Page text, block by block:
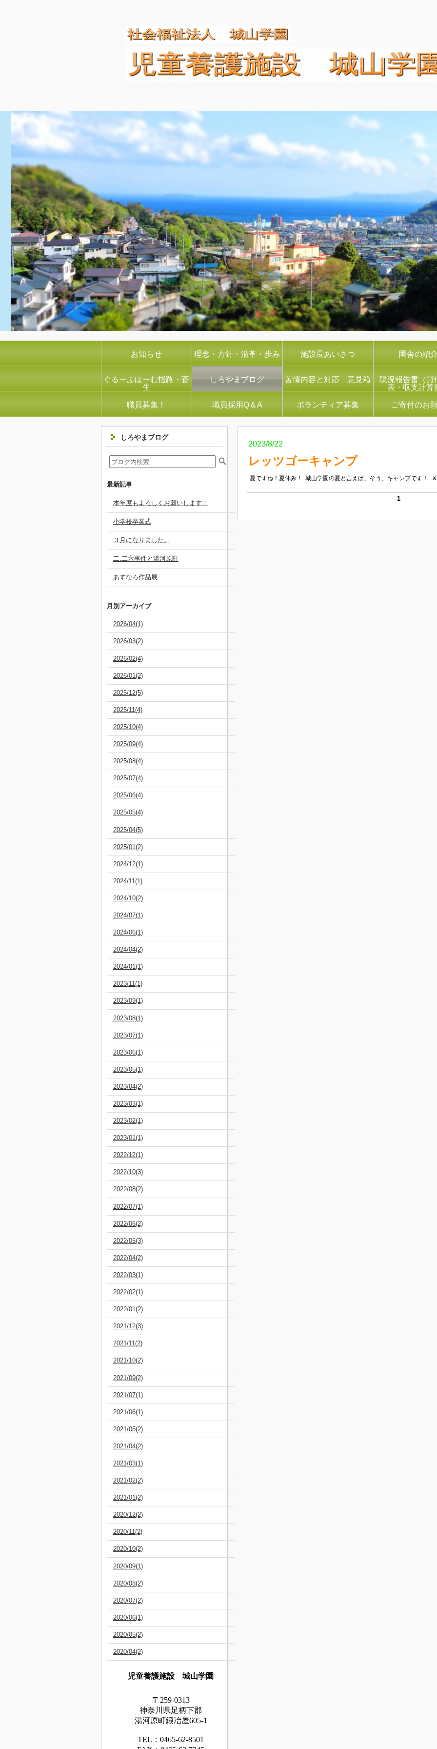
お知らせ 理念・方針・沿革・歩み 施設長あいさつ 園舎の紹介
ぐるーぷほーむ指路・蒼
生
しろやまブログ 苦情内容と対応 意見箱
現況報告書（貸
表・収支計算
職員募集！ 職員採用Q＆A ボランティア募集 ご寄付のお
しろやまブログ
最新記事
本年度もよろしくお願いします！
小学校卒業式
３月になりました。
二.二六事件と湯河原町
あすなろ作品展
月別アーカイブ
2026/04(1)
2026/03(2)
2026/02(4)
2026/01(2)
2025/12(5)
2025/11(4)
2025/10(4)
2025/09(4)
2025/08(4)
2025/07(4)
2025/06(4)
2025/05(4)
2025/04(5)
2025/01(2)
2024/12(1)
2024/11(1)
2024/10(2)
2024/07(1)
2024/06(1)
2024/04(2)
2024/01(1)
2023/11(1)
2023/09(1)
2023/08(1)
2023/07(1)
2023/06(1)
2023/05(1)
2023/04(2)
2023/03(1)
2023/02(1)
2023/01(1)
2022/12(1)
2022/10(3)
2022/08(2)
2022/07(1)
2022/06(2)
2022/05(3)
2022/04(2)
2022/03(1)
2022/02(1)
2022/01(2)
2021/12(3)
2021/11(2)
2021/10(2)
2021/09(2)
2021/07(1)
2021/06(1)
2021/05(2)
2021/04(2)
2021/03(1)
2021/02(2)
2021/01(2)
2020/12(2)
2020/11(2)
2020/10(2)
2020/09(1)
2020/08(2)
2020/07(2)
2020/06(1)
2020/05(2)
2020/04(2)
児童養護施設 城山学園
〒259-0313
神奈川県足柄下郡
湯河原町鍛冶屋605-1
TEL：0465‐62‐8501
2023/8/22
レッツゴーキャンプ
夏ですね！夏休み！ 城山学園の夏と言えば、そう、キャンプです！
1